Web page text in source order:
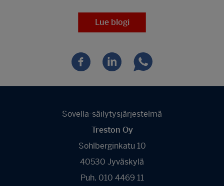
Lue blogi
Sovella-säilytysjärjestelmä
Treston Oy
Sohlberginkatu 10
40530 Jyväskylä
Puh. 010 4469 11